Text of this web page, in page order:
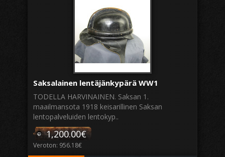
Saksalainen lentäjänkypärä WW1
TODELLA HARVINAINEN. Saksan 1.
maailmansota 1918 keisarillinen Saksan
lentopalveluiden lentokyp..
1,200.00€
Veroton: 956.18€